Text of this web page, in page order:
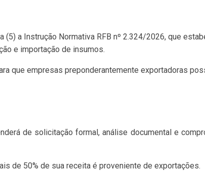
a Instrução Normativa RFB nº 2.324/2026, que
e importação de insumos.
que empresas preponderantemente exportadoras
de solicitação formal, análise documental e
de 50% de sua receita é proveniente de exportações.